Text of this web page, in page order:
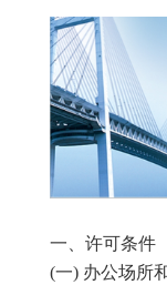
一、许可条件
(一) 办公场所